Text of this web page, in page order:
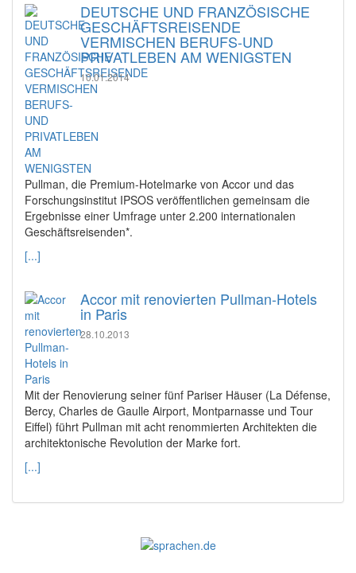
DEUTSCHE UND FRANZÖSISCHE
GESCHÄFTSREISENDE
VERMISCHEN BERUFS-UND
PRIVATLEBEN AM WENIGSTEN
10.01.2014
Pullman, die Premium-Hotelmarke von Accor und das
Forschungsinstitut IPSOS veröffentlichen gemeinsam die
Ergebnisse einer Umfrage unter 2.200 internationalen
Geschäftsreisenden*.
[...]
Accor mit renovierten Pullman-Hotels
in Paris
28.10.2013
Mit der Renovierung seiner fünf Pariser Häuser (La Défense,
Bercy, Charles de Gaulle Airport, Montparnasse und Tour
Eiffel) führt Pullman mit acht renommierten Architekten die
architektonische Revolution der Marke fort.
[...]